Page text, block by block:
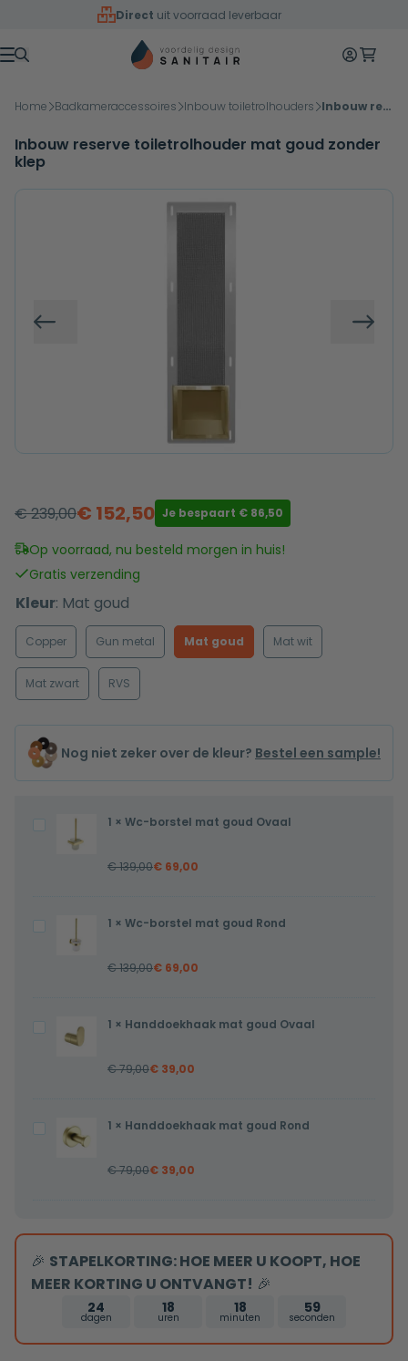
Overslaan naar inhoud
Direct uit voorraad leverbaar
Menu
Mijn
Home Badkameraccessoires Inbouw toiletrolhouders Inbouw reserve toiletrolhouder mat goud zonder klep
Inbouw reserve toiletrolhouder mat goud zonder
klep
Vorige
€239,00
Oorspronkelijke
prijs
was:
€ 239,00.
€ 152,50
Huidige
prijs
is:
€ 152,50.
Je bespaart € 86,50
Op voorraad, nu besteld morgen in huis!
Gratis verzending
Kleur: Mat goud
Copper Gun metal Mat goud Mat wit
Mat zwart RVS
Nog niet zeker over de kleur? Bestel een sample!
Wc-
borstel
Ovaal
1 × Wc-borstel mat goud Ovaal
€139,00€ 69,00
borstel
1 × Wc-borstel mat goud Rond
€139,00€ 69,00
Handdoekhaak
mat
1 × Handdoekhaak mat goud Ovaal
€79,00€ 39,00
Handdoekhaak
mat
1 × Handdoekhaak mat goud Rond
€79,00€ 39,00
🎉 STAPELKORTING: HOE MEER U KOOPT, HOE
MEER KORTING U ONTVANGT! 🎉
24
dagen
18
uren
18
minuten
58
seconden